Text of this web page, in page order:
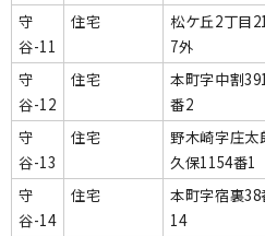
守
谷-11
住宅
松ケ丘2丁目
7外
守
谷-12
住宅
本町字中割
番2
守
谷-13
住宅
野木崎字庄太
久保1154番1
守
谷-14
住宅
本町字宿裏38
14